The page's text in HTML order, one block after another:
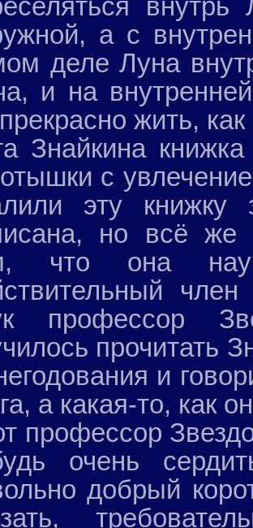
а с
деле Луна
и на
жить,
Знайкина
с
эту
но всё же
что она
профессор
прочитать
и
а какая-то, как
профессор
очень
добрый